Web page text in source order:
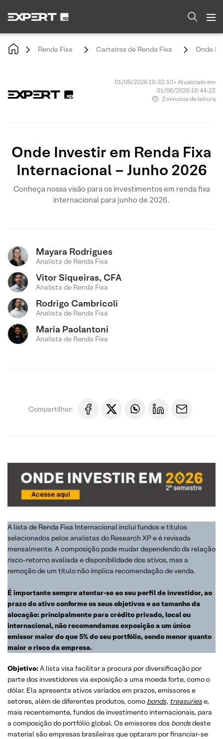
Renda Fixa Carteiras de Renda Fixa Onde
01/06/2026 19:32:10 • Atualizado em
01/06/2026 19:44:22
2 minutos de leitura
Onde Investir em Renda Fixa
Internacional – Junho 2026
Conheça nossa visão para os investimentos em renda fixa
internacional para junho de 2026.
Mayara Rodrigues
Analista de Renda Fixa
Vitor Siqueiras, CFA
Analista de Renda Fixa
Rodrigo Cambricoli
Analista de Renda Fixa
Maria Paolantoni
Analista de Renda Fixa
Compartilhar:
A lista de Renda Fixa Internacional inclui fundos e títulos
selecionados pelos analistas do Research XP e é revisada
mensalmente. A composição pode mudar dependendo da relação
risco-retorno avaliada e disponibilidade dos ativos, mas a
remoção de um título não implica recomendação de venda.
É importante sempre atentar-se ao seu perfil de investidor, ao
prazo do ativo conforme os seus objetivos e ao tamanho da
alocação: principalmente para crédito privado, local ou
internacional, não recomendamos exposição a um único
emissor maior do que 5% do seu portfólio, sendo menor quanto
maior o risco da empresa.
Objetivo:A lista visa facilitar a procura por diversificação por
parte dos investidores via exposição a uma moeda forte, como o
dólar. Ela apresenta ativos variados em prazos, emissores e
setores, além de diferentes produtos, como bonds, treasuriese,
mais recentemente, fundos de investimento internacionais, para
a composição do portfólio global. Os emissores dos bondsdeste
material são empresas brasileiras que optaram por financiar-se